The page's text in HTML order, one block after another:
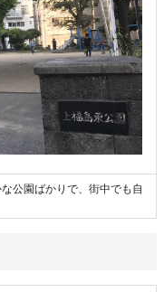
公園ばかりで、街中でも自